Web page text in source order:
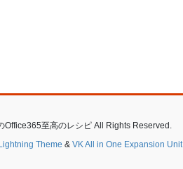
Office365至高のレシピ All Rights Reserved.
Lightning Theme & VK All in One Expansion Unit